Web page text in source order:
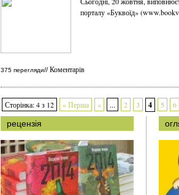
порталу «Буквоїд»
375 перегляди// Коментарів
Сторінка: 4 з 12 « Перша « ... 2 3 4 5 6
рецензія